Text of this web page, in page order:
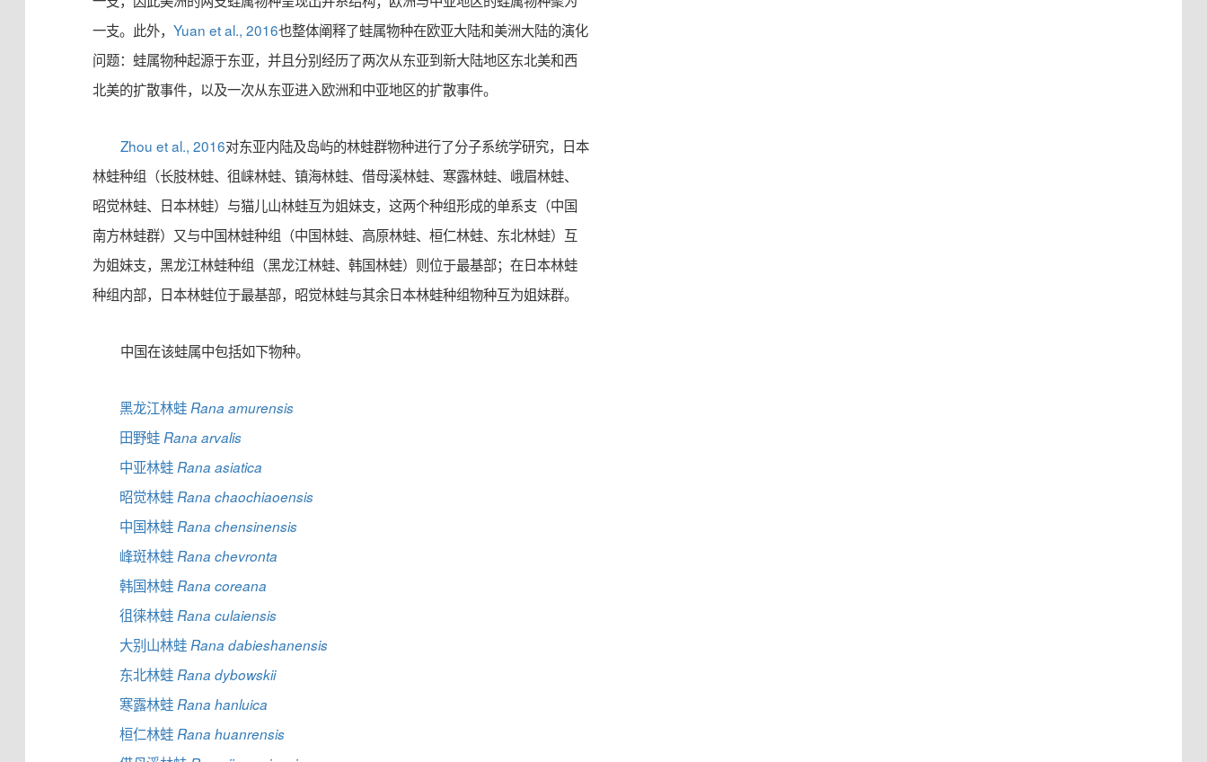
一支。此外，Yuan et al., 2016也整体阐释了蛙属物种在欧亚大陆和美洲大陆的演化
问题：蛙属物种起源于东亚，并且分别经历了两次从东亚到新大陆地区东北美和西
北美的扩散事件，以及一次从东亚进入欧洲和中亚地区的扩散事件。
Zhou et al., 2016对东亚内陆及岛屿的林蛙群物种进行了分子系统学研究，日本
林蛙种组（长肢林蛙、徂崃林蛙、镇海林蛙、借母溪林蛙、寒露林蛙、峨眉林蛙、
昭觉林蛙、日本林蛙）与猫儿山林蛙互为姐妹支，这两个种组形成的单系支（中国
南方林蛙群）又与中国林蛙种组（中国林蛙、高原林蛙、桓仁林蛙、东北林蛙）互
为姐妹支，黑龙江林蛙种组（黑龙江林蛙、韩国林蛙）则位于最基部；在日本林蛙
种组内部，日本林蛙位于最基部，昭觉林蛙与其余日本林蛙种组物种互为姐妹群。
中国在该蛙属中包括如下物种。
黑龙江林蛙 Rana amurensis
田野蛙 Rana arvalis
中亚林蛙 Rana asiatica
昭觉林蛙 Rana chaochiaoensis
中国林蛙 Rana chensinensis
峰斑林蛙 Rana chevronta
韩国林蛙 Rana coreana
徂徕林蛙 Rana culaiensis
大别山林蛙 Rana dabieshanensis
东北林蛙 Rana dybowskii
寒露林蛙 Rana hanluica
桓仁林蛙 Rana huanrensis